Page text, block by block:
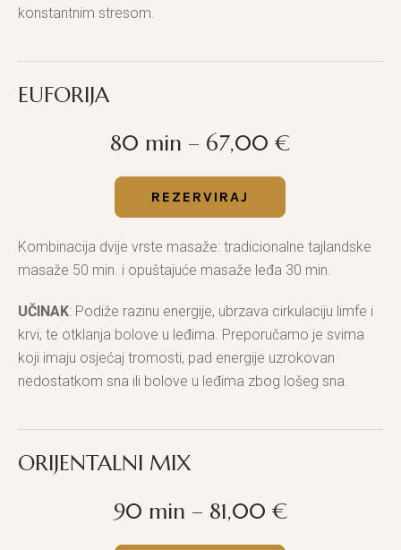
konstantnim stresom.
EUFORIJA
80 min – 67,00 €
REZERVIRAJ
Kombinacija dvije vrste masaže: tradicionalne tajlandske
masaže 50 min. i opuštajuće masaže leđa 30 min.
UČINAK: Podiže razinu energije, ubrzava cirkulaciju limfe i
krvi, te otklanja bolove u leđima. Preporučamo je svima
koji imaju osjećaj tromosti, pad energije uzrokovan
nedostatkom sna ili bolove u leđima zbog lošeg sna.
ORIJENTALNI MIX
90 min – 81,00 €